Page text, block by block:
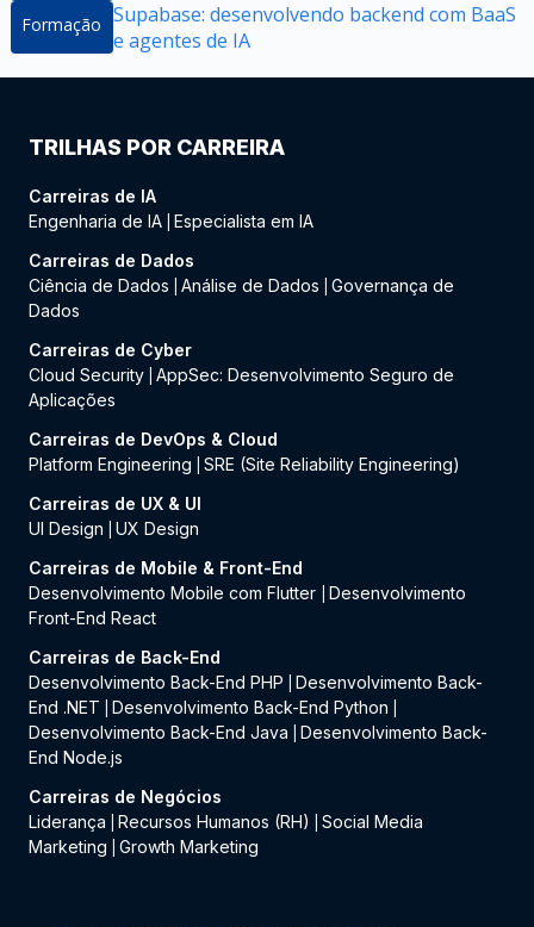
Formação Supabase: desenvolvendo backend com BaaS
e agentes de IA
TRILHAS POR CARREIRA
Carreiras de IA
Engenharia de IA Especialista em IA
Carreiras de Dados
Ciência de Dados
Análise de Dados
Governança de
Dados
Carreiras de Cyber
Cloud Security AppSec: Desenvolvimento Seguro de
Aplicações
Carreiras de DevOps & Cloud
Platform Engineering
SRE (Site Reliability Engineering)
Carreiras de UX & UI
UI Design
UX Design
Carreiras de Mobile & Front-End
Desenvolvimento Mobile com Flutter
Desenvolvimento
Front-End React
Carreiras de Back-End
Desenvolvimento Back-End PHP
Desenvolvimento Back-
End .NET
Desenvolvimento Back-End Python
Desenvolvimento Back-End Java
Desenvolvimento Back-
End Node.js
Carreiras de Negócios
Liderança
Recursos Humanos (RH)
Social Media
Marketing
Growth Marketing